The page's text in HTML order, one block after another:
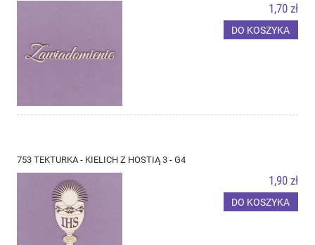
1,70 zł
DO KOSZYKA
753 TEKTURKA - KIELICH Z HOSTIĄ 3 - G4
1,90 zł
DO KOSZYKA